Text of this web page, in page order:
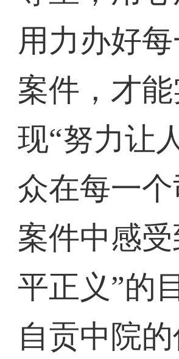
用力办好
案件，才
现“努力让
众在每一
案件中感
平正义”的
自贡中院